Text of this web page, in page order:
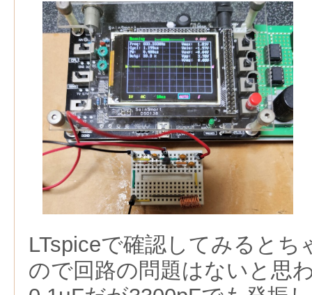
LTspiceで確認してみるとち
ので回路の問題はないと思